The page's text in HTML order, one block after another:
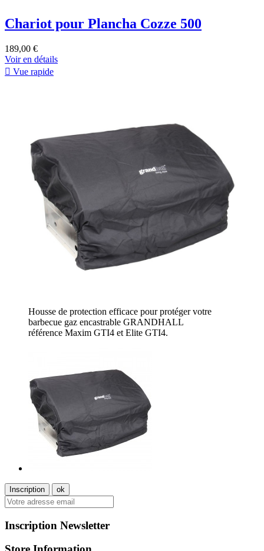
Chariot pour Plancha Cozze 500
189,00 €
Voir en détails
 Vue rapide
Housse de protection efficace pour protéger votre
barbecue gaz encastrable GRANDHALL
référence Maxim GTI4 et Elite GTI4.
Inscription Newsletter